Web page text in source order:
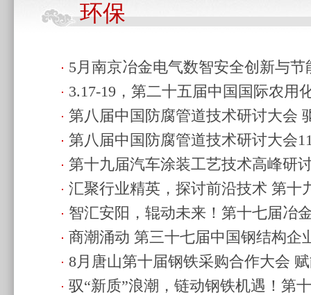
环保
5月南京冶金电气数智安全创新与
企业破浪前行(2026.03.21 23:58)
3.17-19，第二十五届中国国际农用
（CAC2025）将于上海举办
第八届中国防腐管道技术研讨大会
发展 (2024.11.01 21:02)
第八届中国防腐管道技术研讨大会
(2024.11.01 20:53)
第十九届汽车涂装工艺技术高峰研
发展新蓝图(2024.10.12 20:58)
汇聚行业精英，探讨前沿技术 第十
技术研讨会即将启幕！ (2024.10.12
智汇安阳，辊动未来！第十七届冶
行业盛举 (2024.09.15 23:10)
商潮涌动 第三十七届中国钢结构企
火热待发！(2024.08.27 16:33)
8月唐山第十届钢铁采购合作大会
型(2024.08.07 23:00)
驭“新质”浪潮，链动钢铁机遇！第